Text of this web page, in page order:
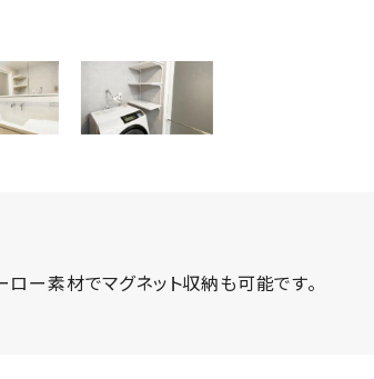
ー素材でマグネット収納も可能です。